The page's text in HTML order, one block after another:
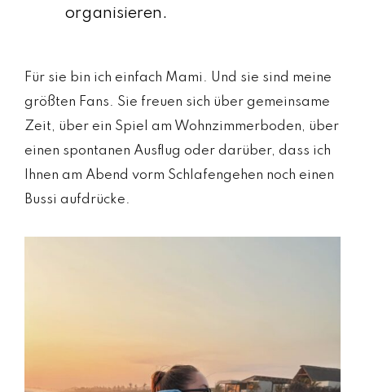
organisieren.
Für sie bin ich einfach Mami. Und sie sind meine
größten Fans. Sie freuen sich über gemeinsame
Zeit, über ein Spiel am Wohnzimmerboden, über
einen spontanen Ausflug oder darüber, dass ich
Ihnen am Abend vorm Schlafengehen noch einen
Bussi aufdrücke.